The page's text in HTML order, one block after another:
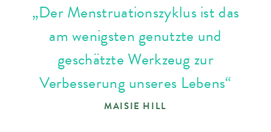
„Der Menstruationszyklus ist das
am wenigsten genutzte und
geschätzte Werkzeug zur
Verbesserung unseres Lebens“
MAISIE HILL